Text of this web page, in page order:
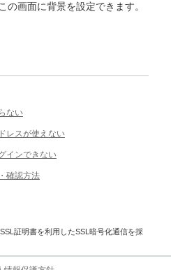
の画面に背景を設定できます。
ない
レスが使えない
インできない
確認方法
証明書を利用したSSL暗号化通信を採